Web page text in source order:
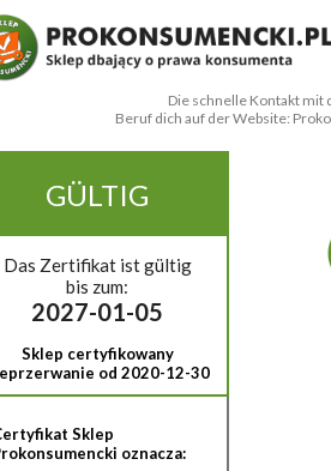
Die schnelle Kontakt mit
Beruf dich auf der Website:
GÜLTIG
Das Zertifikat ist gültig
bis zum:
2027-01-05
Sklep certyfikowany
od 2020-12-30
Sklep
oznacza: